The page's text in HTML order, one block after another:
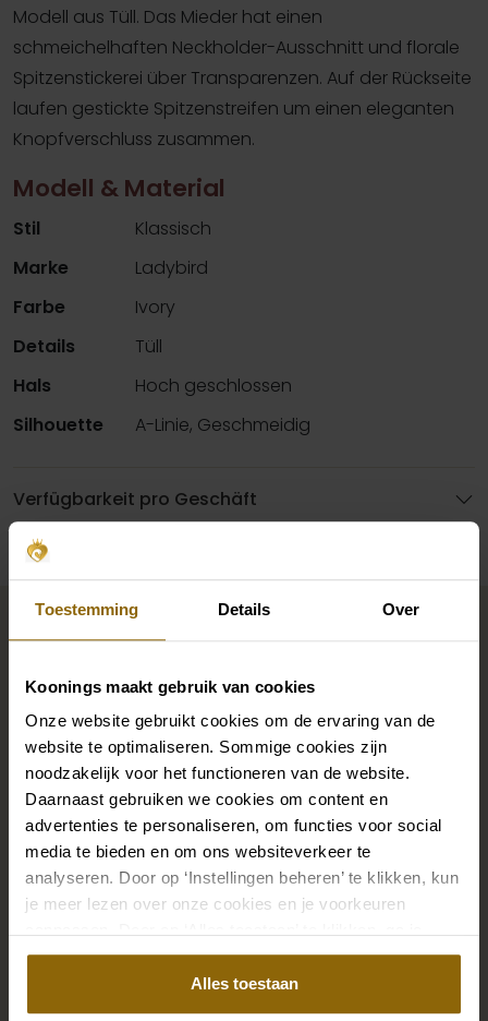
Toestemming Details Over
Koonings maakt gebruik van cookies
Onze website gebruikt cookies om de ervaring van de
website te optimaliseren. Sommige cookies zijn
noodzakelijk voor het functioneren van de website.
Daarnaast gebruiken we cookies om content en
advertenties te personaliseren, om functies voor social
media te bieden en om ons websiteverkeer te
analyseren. Door op ‘Instellingen beheren’ te klikken, kun
je meer lezen over onze cookies en je voorkeuren
akkoord met het gebruik van alle cookies.
Alles toestaan
Modell aus Tüll. Das Mieder hat einen
schmeichelhaften Neckholder-Ausschnitt und florale
Spitzenstickerei über Transparenzen. Auf der Rückseite
laufen gestickte Spitzenstreifen um einen eleganten
Knopfverschluss zusammen.
Modell & Material
Stil
Klassisch
Marke
Ladybird
Farbe
Ivory
Details
Tüll
Hals
Hoch geschlossen
Silhouette
A-Linie, Geschmeidig
Verfügbarkeit pro Geschäft
Vervollständigen Sie Ihren
Brautlook
Die perfekten Brautschuhe unter deinem
Hochzeitskleid, aber auch Ketten, Armbänder und
Ohrringe, die genau zu deinem Brautkleid passen, oder
ein wunderschöner Schleier, Haarband oder
Haarnadel für deine Brautfrisur: Dein Brautlook ist erst
mit passenden Accessoires komplett. In unserem
großen Accessoire-Shop mit Accessoires für Braut
und Bräutigam findest du die perfekte Ergänzung zu